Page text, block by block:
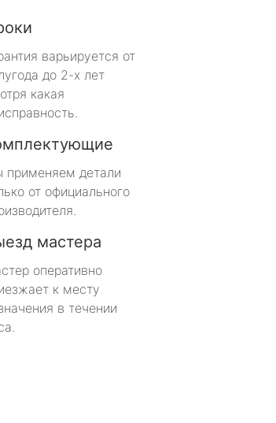
варьируется от
до 2-х лет
какая
применяем детали
от официального
мастера
оперативно
к месту
в течении